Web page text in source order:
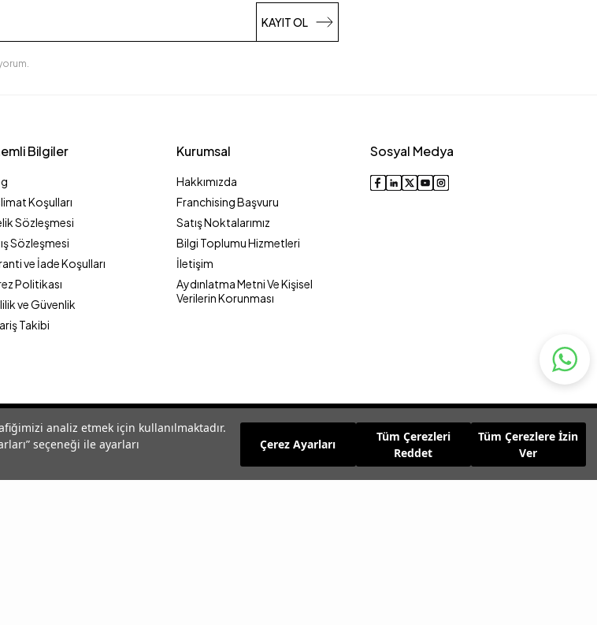
analiz etmek için kullanılmaktadır.
seçeneği ile ayarları
Çerez Ayarları
Tüm Çerezleri
Reddet
Tüm Çerezlere İzin
Ver
KAYIT OL
Bilgiler
Koşulları
Sözleşmesi
Sözleşmesi
ve İade Koşulları
Politikası
ve Güvenlik
Takibi
Kurumsal
Hakkımızda
Franchising Başvuru
Satış Noktalarımız
Bilgi Toplumu Hizmetleri
İletişim
Aydınlatma Metni Ve Kişisel
Verilerin Korunması
Sosyal Medya